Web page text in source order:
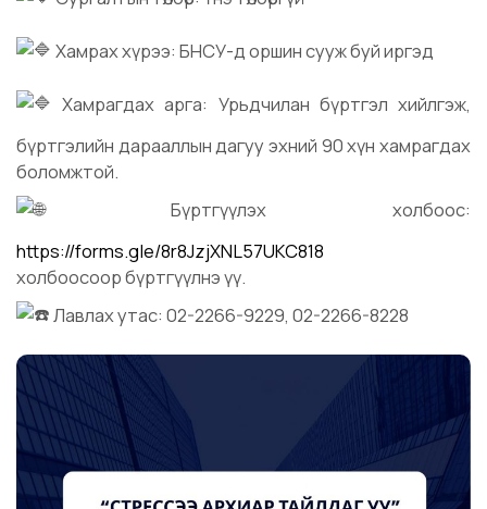
Хамрах хүрээ: БНСУ-д оршин сууж буй иргэд
Хамрагдах арга: Урьдчилан бүртгэл хийлгэж,
бүртгэлийн дарааллын дагуу эхний 90 хүн хамрагдах
боломжтой.
Бүртгүүлэх холбоос:
https://forms.gle/8r8JzjXNL57UKC818
холбоосоор бүртгүүлнэ үү.
Лавлах утас: 02-2266-9229, 02-2266-8228